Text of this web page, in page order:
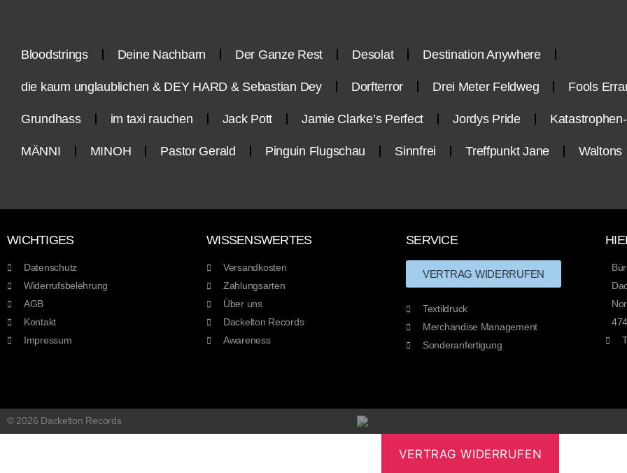
Bloodstrings Deine Nachbarn Der Ganze Rest Desolat Destination Anywhere
die kaum unglaublichen & DEY HARD & Sebastian Dey Dorfterror Drei Meter Feldweg Fools
Grundhass im taxi rauchen Jack Pott Jamie Clarke’s Perfect Jordys Pride
MÄNNI MINOH Pastor Gerald Pinguin Flugschau Sinnfrei Treffpunkt Jane Waltons
WICHTIGES
Datenschutz
Widerrufsbelehrung
AGB
Kontakt
Impressum
WISSENSWERTES
Versandkosten
Zahlungsarten
Über uns
Dackelton Records
Awareness
SERVICE
VERTRAG WIDERRUFEN
Textildruck
Merchandise Management
Sonderanfertigung
© 2026 Dackelton Records
VERTRAG WIDERRUFEN